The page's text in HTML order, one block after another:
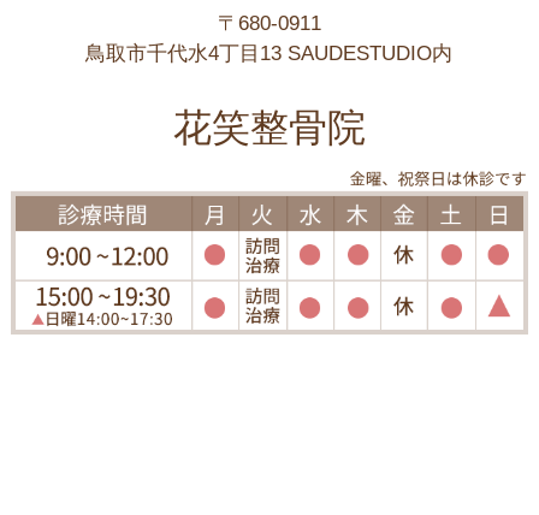
〒680-0911
鳥取市千代水4丁目13 SAUDESTUDIO内
花笑整骨院